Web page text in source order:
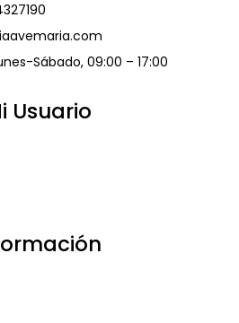
Sábado, 09:00 – 17:00
Usuario